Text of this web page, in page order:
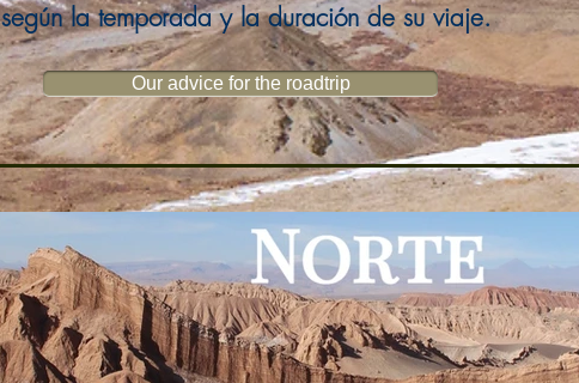
según la temporada y la duración de su viaje.
Our advice for the roadtrip